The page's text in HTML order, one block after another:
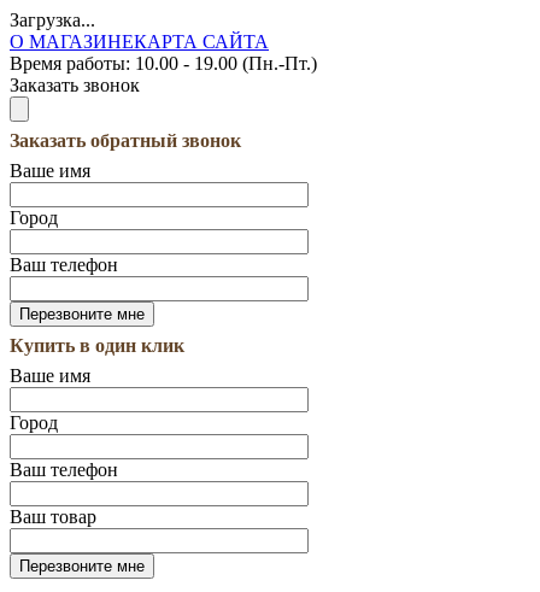
Загрузка...
О МАГАЗИНЕКАРТА САЙТА
Время работы: 10.00 - 19.00 (Пн.-Пт.)
Заказать звонок
Заказать обратный звонок
Ваше имя
Город
Ваш телефон
Купить в один клик
Ваше имя
Город
Ваш телефон
Ваш товар